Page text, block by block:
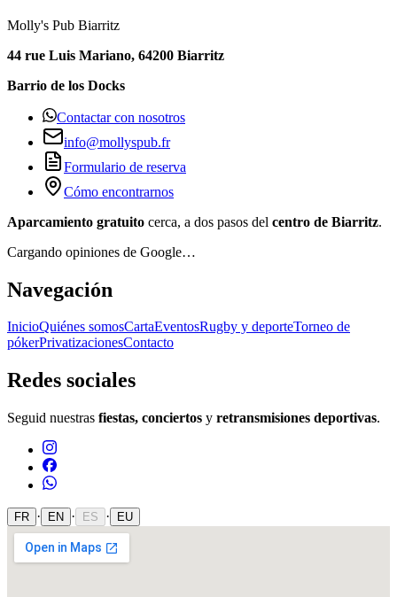
Molly's Pub Biarritz
44 rue Luis Mariano, 64200 Biarritz
Barrio de los Docks
Contactar con nosotros
info@mollyspub.fr
Formulario de reserva
Cómo encontrarnos
Aparcamiento gratuito cerca, a dos pasos del centro de Biarritz.
Cargando opiniones de Google…
Navegación
InicioQuiénes somosCartaEventosRugby y deporteTorneo de
pókerPrivatizacionesContacto
Redes sociales
Seguid nuestras fiestas, conciertos y retransmisiones deportivas.
FR · EN · ES · EU